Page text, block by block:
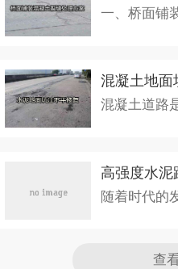
一、桥面铺
混凝土地面
混凝土道路
高强度水泥
随着时代的
查